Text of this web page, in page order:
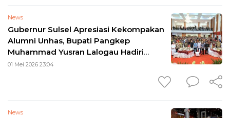
News
Gubernur Sulsel Apresiasi Kekompakan
Alumni Unhas, Bupati Pangkep
Muhammad Yusran Lalogau Hadiri
Welcome Dinner Mubes IKA Unhas
01 Mei 2026 23:04
News